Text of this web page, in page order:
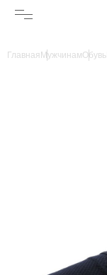
Главная МужчинамОбувь